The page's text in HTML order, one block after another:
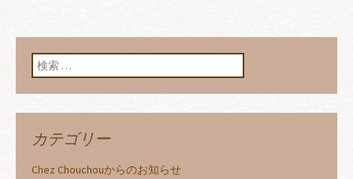
検索:
カテゴリー
Chez Chouchouからのお知らせ